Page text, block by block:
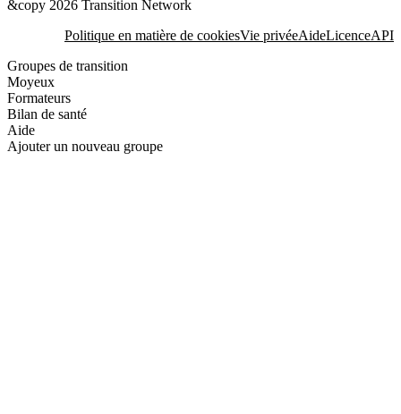
&copy 2026 Transition Network
Politique en matière de cookiesVie privéeAideLicenceAPI
Groupes de transition
Moyeux
Formateurs
Bilan de santé
Aide
Ajouter un nouveau groupe